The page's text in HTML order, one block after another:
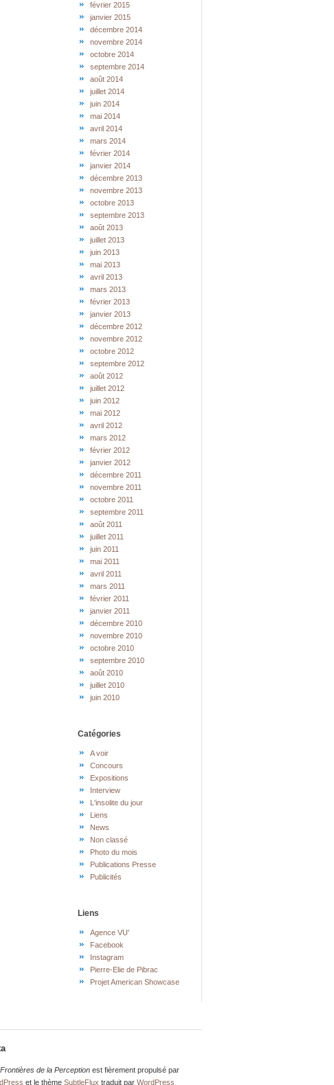
février 2015
janvier 2015
décembre 2014
novembre 2014
octobre 2014
septembre 2014
août 2014
juillet 2014
juin 2014
mai 2014
avril 2014
mars 2014
février 2014
janvier 2014
décembre 2013
novembre 2013
octobre 2013
septembre 2013
août 2013
juillet 2013
juin 2013
mai 2013
avril 2013
mars 2013
février 2013
janvier 2013
décembre 2012
novembre 2012
octobre 2012
septembre 2012
août 2012
juillet 2012
juin 2012
mai 2012
avril 2012
mars 2012
février 2012
janvier 2012
décembre 2011
novembre 2011
octobre 2011
septembre 2011
août 2011
juillet 2011
juin 2011
mai 2011
avril 2011
mars 2011
février 2011
janvier 2011
décembre 2010
novembre 2010
octobre 2010
septembre 2010
août 2010
juillet 2010
juin 2010
Catégories
A voir
Concours
Expositions
Interview
L'insolite du jour
Liens
News
Non classé
Photo du mois
Publications Presse
Publicités
Liens
Agence VU'
Facebook
Instagram
Pierre-Elie de Pibrac
Projet American Showcase
de la Perception est fièrement propulsé par
et le thèmeSubtleFlux traduit parWordPress